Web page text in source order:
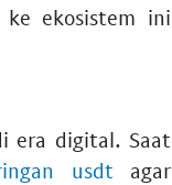
ekosistem ini
era digital. Saat
usdt agar